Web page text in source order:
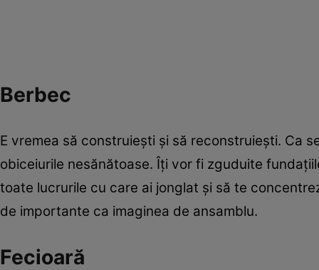
Berbec
E vremea să construieşti şi să reconstruieşti. Ca
obiceiurile nesănătoase. Îţi vor fi zguduite
toate lucrurile cu care ai jonglat şi să te
de importante ca imaginea de ansamblu.
Fecioară